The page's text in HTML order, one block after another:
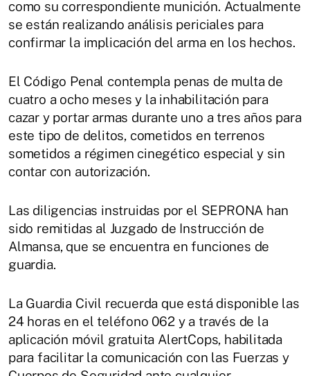
como su correspondiente munición. Actualmente
se están realizando análisis periciales para
confirmar la implicación del arma en los hechos.
El Código Penal contempla penas de multa de
cuatro a ocho meses y la inhabilitación para
cazar y portar armas durante uno a tres años para
este tipo de delitos, cometidos en terrenos
sometidos a régimen cinegético especial y sin
contar con autorización.
Las diligencias instruidas por el SEPRONA han
sido remitidas al Juzgado de Instrucción de
Almansa, que se encuentra en funciones de
guardia.
La Guardia Civil recuerda que está disponible las
24 horas en el teléfono 062 y a través de la
aplicación móvil gratuita AlertCops, habilitada
para facilitar la comunicación con las Fuerzas y